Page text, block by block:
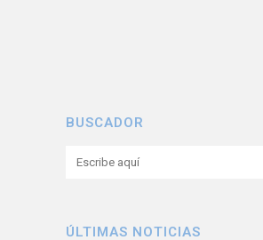
BUSCADOR
ÚLTIMAS NOTICIAS